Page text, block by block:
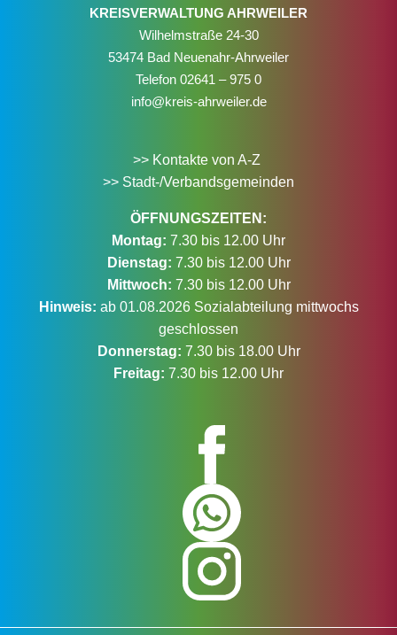
KREISVERWALTUNG AHRWEILER
Wilhelmstraße 24-30
53474 Bad Neuenahr-Ahrweiler
Telefon 02641 – 975 0
info@kreis-ahrweiler.de
>> Kontakte von A-Z
>> Stadt-/Verbandsgemeinden
ÖFFNUNGSZEITEN:
Montag: 7.30 bis 12.00 Uhr
Dienstag: 7.30 bis 12.00 Uhr
Mittwoch: 7.30 bis 12.00 Uhr
Hinweis: ab 01.08.2026 Sozialabteilung mittwochs
geschlossen
Donnerstag: 7.30 bis 18.00 Uhr
Freitag: 7.30 bis 12.00 Uhr